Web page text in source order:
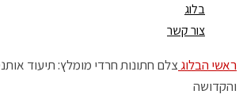
בלוג
צור קשר
ראשי הבלוגצלם חתונות חרדי מומלץ: תיעוד
והקדושה